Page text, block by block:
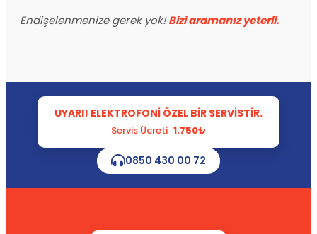
Endişelenmenize gerek yok!Bizi aramanız yeterli.
UYARI! ELEKTROFONI ÖZEL BIR SERVISTIR.
Servis Ücreti 1.750₺
0850 430 00 72